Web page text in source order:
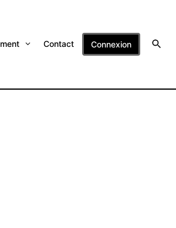
Contact Connexion